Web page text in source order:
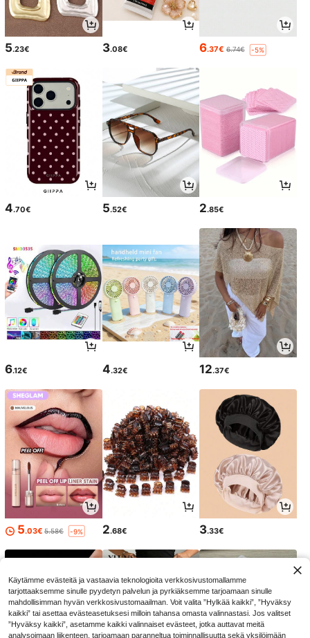
5.23€ 3.08€ 6.37€ 6.74€ -5%
4.70€ 5.52€ 2.85€
6.12€ 4.32€ 12.37€
5.03€ 5.58€ -9% 2.68€ 3.33€
Käytämme evästeitä ja vastaavia teknologioita verkkosivustomallamme
tarjottaaksemme sinulle pyydetyn palvelun ja pyrkiäksemme tarjoamaan sinulle
mahdollisimman hyvän verkkosivustomaailman. Voit valita ”Hylkää kaikki”, ”Hyväksy
kaikki” tai asettaa evästeasetuksesi milloin tahansa omasta valinnastasi. Jos valitset
”Hyväksy kaikki”, asetamme kaikki valinnaiset evästeet, jotka auttavat meitä
analysoimaan liikenteen, tarjoamaan paranneltua toiminnallisuutta sekä yksilöimään